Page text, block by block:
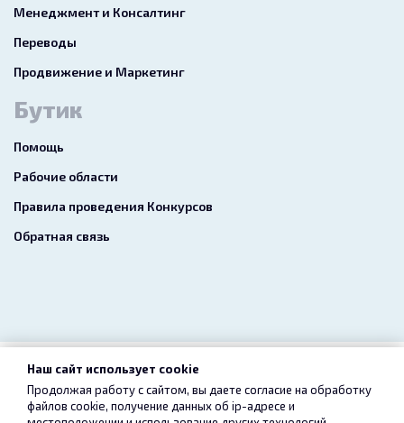
Менеджмент и Консалтинг
Переводы
Продвижение и Маркетинг
Бутик
Помощь
Рабочие области
Правила проведения Конкурсов
Обратная связь
2026 freelance.boutique
Пользовательское соглашение Конфиденциальность
Наш сайт использует cookie
Продолжая работу с сайтом, вы даете согласие на обработку
файлов cookie, получение данных об ip-адресе и